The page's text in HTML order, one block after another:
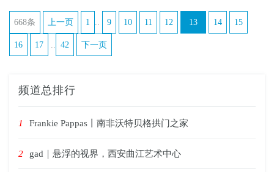
668条 上一页 1 .. 9 10 11 12 13 14 15
16 17 .. 42 下一页
频道总排行
1 Frankie Pappas丨南非沃特贝格拱门之家
2 gad｜悬浮的视界，西安曲江艺术中心